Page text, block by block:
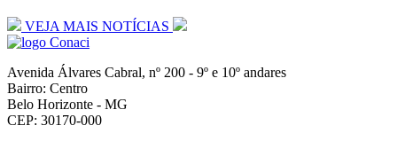
VEJA MAIS NOTÍCIAS
Avenida Álvares Cabral, nº 200 - 9º e 10º andares
Bairro: Centro
Belo Horizonte - MG
CEP: 30170-000